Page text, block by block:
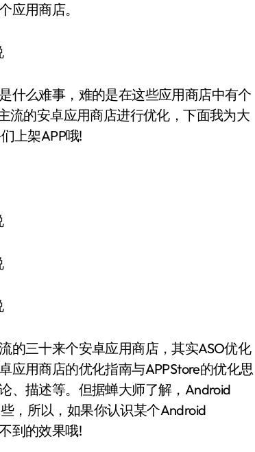
应用商店。
什么难事，难的是在这些应用商店中有个
流的安卓应用商店进行优化，下面我为大
上架APP哦!
的三十来个安卓应用商店，其实ASO优化
应用商店的优化指南与APPStore的优化思
、描述等。但据蝉大师了解，Android
，所以，如果你认识某个Android
到的效果哦!